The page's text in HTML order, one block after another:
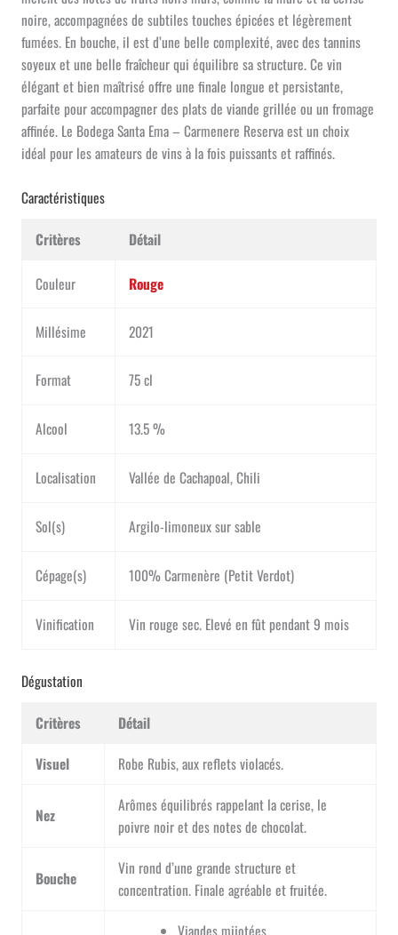
noire, accompagnées de subtiles touches épicées et légèrement
fumées. En bouche, il est d’une belle complexité, avec des tannins
soyeux et une belle fraîcheur qui équilibre sa structure. Ce vin
élégant et bien maîtrisé offre une finale longue et persistante,
parfaite pour accompagner des plats de viande grillée ou un fromage
affinée. Le Bodega Santa Ema – Carmenere Reserva est un choix
idéal pour les amateurs de vins à la fois puissants et raffinés.
Caractéristiques
Critères Détail
Couleur Rouge
Millésime 2021
Format 75 cl
Alcool 13.5 %
Localisation Vallée de Cachapoal, Chili
Sol(s) Argilo-limoneux sur sable
Cépage(s) 100% Carmenère (Petit Verdot)
Vinification Vin rouge sec. Elevé en fût pendant 9 mois
Dégustation
Critères Détail
Visuel Robe Rubis, aux reflets violacés.
Nez
Arômes équilibrés rappelant la cerise, le
poivre noir et des notes de chocolat.
Bouche
Vin rond d’une grande structure et
concentration. Finale agréable et fruitée.
Viandes mijotées